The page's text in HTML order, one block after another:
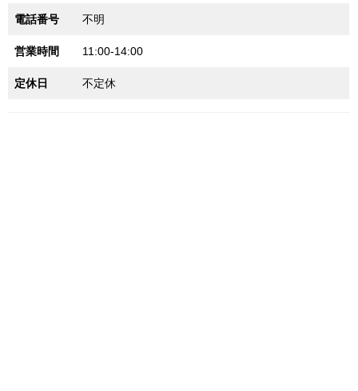
電話番号 不明
営業時間 11:00-14:00
定休日 不定休